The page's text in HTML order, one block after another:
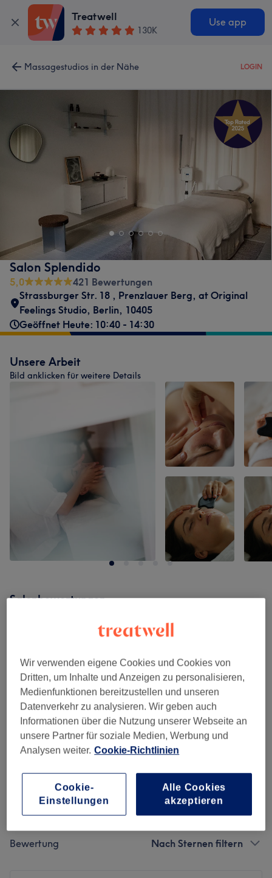
Treatwell
130K
Use app
Massagestudios in der Nähe LOGIN
Salon Splendido
5,0
421 Bewertungen
Strassburger Str. 18 , Prenzlauer Berg, at Original
Feelings Studio, Berlin, 10405
Geöffnet Heute: 10:40 - 14:30
Unsere Arbeit
Bild anklicken für weitere Details
Salonbewertungen
5,0 421 Bewertungen
Ambiente
Sauberkeit
Service
Bewertungen filtern
Bewertung Nach Sternen filtern
Wir verwenden eigene Cookies und Cookies von
Dritten, um Inhalte und Anzeigen zu personalisieren,
Medienfunktionen bereitzustellen und unseren
Datenverkehr zu analysieren. Wir geben auch
Informationen über die Nutzung unserer Webseite an
unsere Partner für soziale Medien, Werbung und
Analysen weiter. Cookie-Richtlinien
Cookie-
Einstellungen
Alle Cookies
akzeptieren